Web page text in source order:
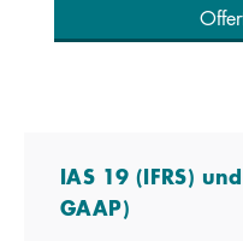
IAS 19 (IFRS)
GAAP)